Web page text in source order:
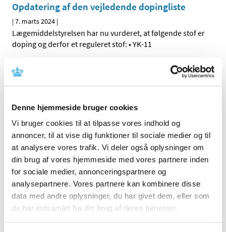
Denne hjemmeside bruger cookies
Vi bruger cookies til at tilpasse vores indhold og
annoncer, til at vise dig funktioner til sociale medier og til
at analysere vores trafik. Vi deler også oplysninger om
din brug af vores hjemmeside med vores partnere inden
for sociale medier, annonceringspartnere og
analysepartnere. Vores partnere kan kombinere disse
data med andre oplysninger, du har givet dem, eller som
de har indsamlet fra din brug af deres tjenester.
Opdatering af den vejledende dopingliste
|7. marts 2024 |
Lægemiddelstyrelsen har nu vurderet, at følgende stof er
doping og derfor et reguleret stof: • YK-11
Ledig bevilling til Gråsten Apotek
|5. marts 2024|
2024 Bevillingen er opslået ledig efter Lov om
Entresto tabletter ændrer tilskudsklausul og
granulat i kapsler får generelt klausuleret
tilskud
|4. marts 2024|
Fra 4. marts 2024 ændrer Lægemiddelstyrelsen
tilskudsklausulen for Entresto tabletter og samtidig får…
Ledig bevilling til Silkeborg Himmelbjerg